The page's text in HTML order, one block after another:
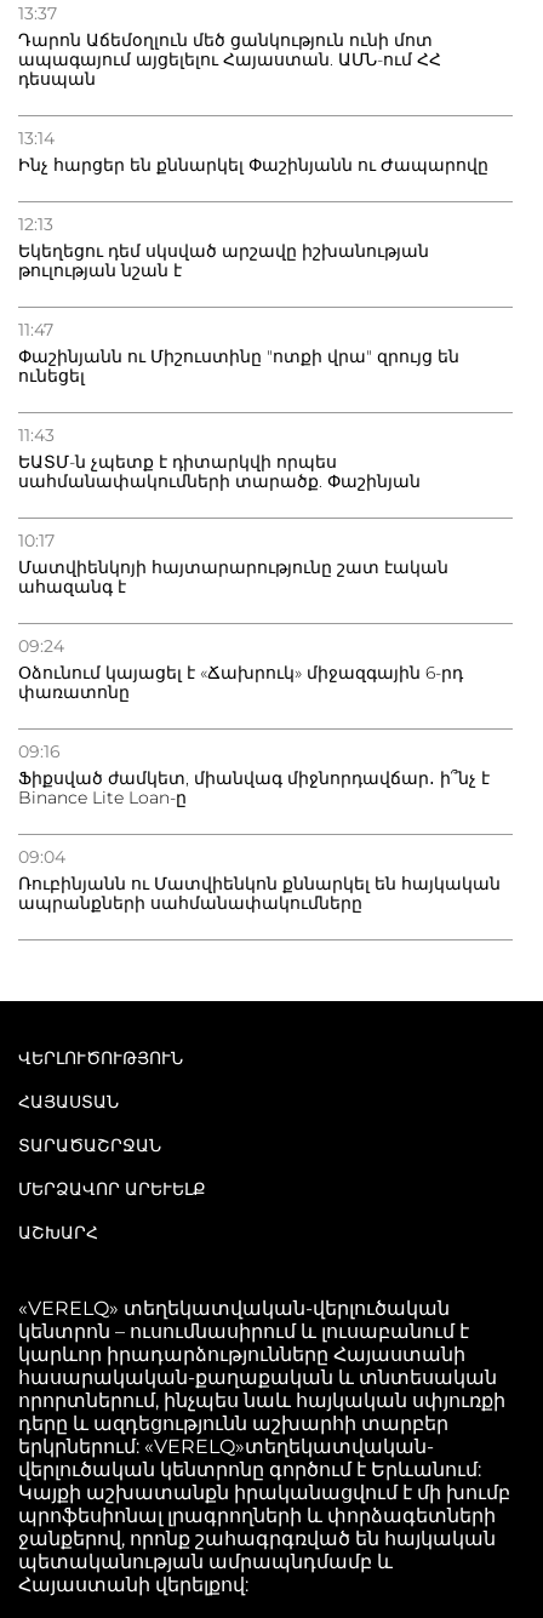
13:37
Դարոն Աճեմօղլուն մեծ ցանկություն ունի մոտ
ապագայում այցելելու Հայաստան. ԱՄՆ-ում ՀՀ
դեսպան
13:14
Ինչ հարցեր են քննարկել Փաշինյանն ու Ժապարովը
12:13
Եկեղեցու դեմ սկսված արշավը իշխանության
թուլության նշան է
11:47
Փաշինյանն ու Միշուստինը "ոտքի վրա" զրույց են
ունեցել
11:43
ԵԱՏՄ-ն չպետք է դիտարկվի որպես
սահմանափակումների տարածք. Փաշինյան
10:17
Մատվիենկոյի հայտարարությունը շատ էական
ահազանգ է
09:24
Օձունում կայացել է «Ճախրուկ» միջազգային 6-րդ
փառատոնը
09:16
Ֆիքսված ժամկետ, միանվագ միջնորդավճար․ ի՞նչ է
Binance Lite Loan-ը
09:04
Ռուբինյանն ու Մատվիենկոն քննարկել են հայկական
ապրանքների սահմանափակումները
ՎԵՐԼՈՒԾՈՒԹՅՈՒՆ
ՀԱՅԱՍՏԱՆ
ՏԱՐԱԾԱՇՐՋԱՆ
ՄԵՐՁԱՎՈՐ ԱՐԵՒԵԼՔ
ԱՇԽԱՐՀ
«VERELQ» տեղեկատվական-վերլուծական
կենտրոն – ուսումնասիրում և լուսաբանում է
կարևոր իրադարձությունները Հայաստանի
հասարակական-քաղաքական և տնտեսական
որորտներում, ինչպես նաև հայկական սփյուռքի
դերը և ազդեցությունն աշխարհի տարբեր
երկրներում: «VERELQ»տեղեկատվական-
վերլուծական կենտրոնը գործում է Երևանում:
Կայքի աշխատանքն իրականացվում է մի խումբ
պրոֆեսիոնալ լրագրողների և փորձագետների
ջանքերով, որոնք շահագրգռված են հայկական
պետականության ամրապնդմամբ և
Հայաստանի վերելքով: